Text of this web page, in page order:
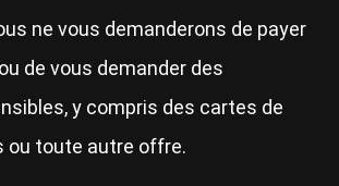
ne vous demanderons de payer
de vous demander des
y compris des cartes de
ou toute autre offre.